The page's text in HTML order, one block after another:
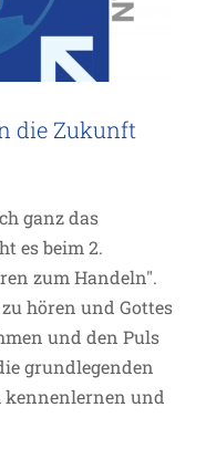
die Zukunft
ganz das
es beim 2.
zum Handeln".
hören und Gottes
und den Puls
grundlegenden
kennenlernen und